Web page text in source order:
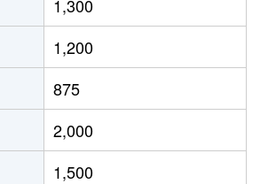
1,300
1,200
875
2,000
1,500